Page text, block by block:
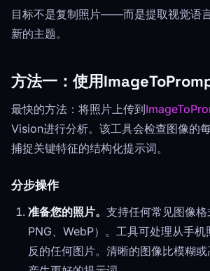
目标不是复制照片——而是提取视觉语
新的主题。
方法一：使用
最快的方法：将照片上传到
Vision进行分析。该工具会检查图像的
捕捉关键特征的结构化提示词。
分步操作
准备您的照片。 支持任何常见图像格
PNG、WebP）。工具可处理从手
反的任何图片。清晰的图像比模糊